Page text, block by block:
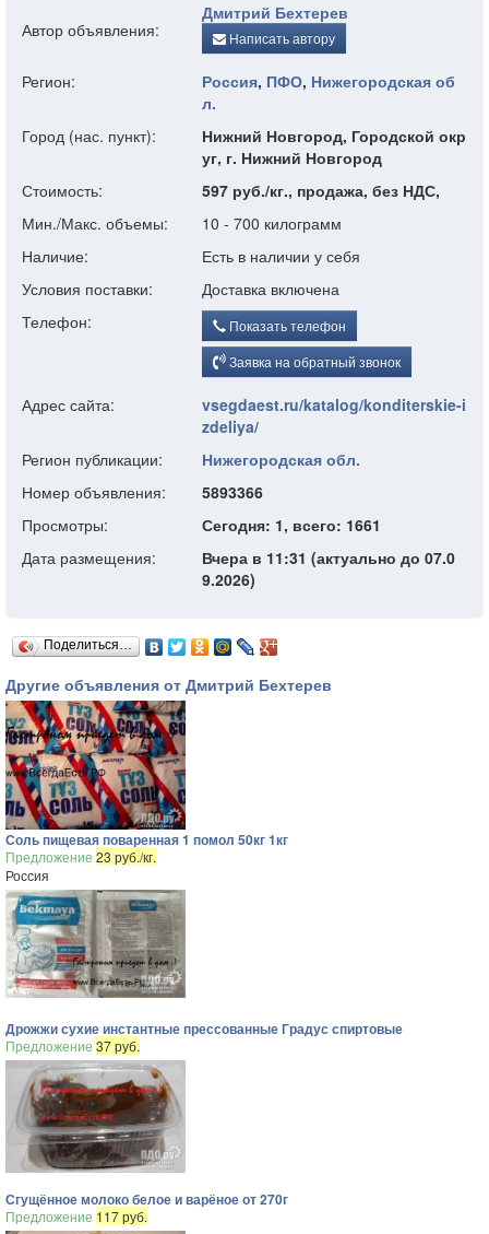
Автор объявления:
Дмитрий Бехтерев
Написать автору
Регион: Россия, ПФО, Нижегородская об
л.
Город (нас. пункт):
Нижний Новгород, Городской окр
уг, г. Нижний Новгород
Стоимость:
597 руб./кг., продажа, без НДС,
Мин./Макс. объемы:
10 - 700 килограмм
Наличие:
Есть в наличии у себя
Условия поставки:
Доставка включена
Телефон:
Показать телефон
Заявка на обратный звонок
Адрес сайта:
vsegdaest.ru/katalog/konditerskie-i
zdeliya/
Регион публикации:
Нижегородская обл.
Номер объявления:
5893366
Просмотры:
Сегодня: 1, всего: 1661
Дата размещения:
Вчера в 11:31 (актуально до 07.0
9.2026)
Поделиться…
Другие объявления от Дмитрий Бехтерев
Соль пищевая поваренная 1 помол 50кг 1кг
Предложение 23 руб./кг.
Россия
Дрожжи сухие инстантные прессованные Градус спиртовые
Предложение 37 руб.
Сгущённое молоко белое и варёное от 270г
Предложение 117 руб.